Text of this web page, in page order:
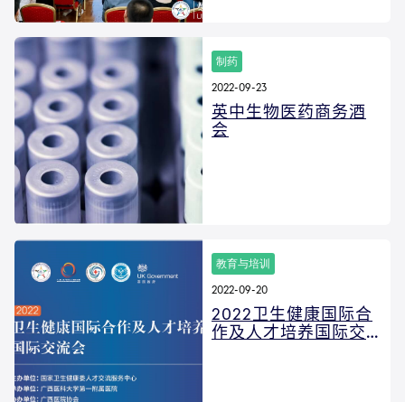
制药
2022-09-23
英中生物医药商务酒
会
教育与培训
2022-09-20
2022卫生健康国际合
作及人才培养国际交